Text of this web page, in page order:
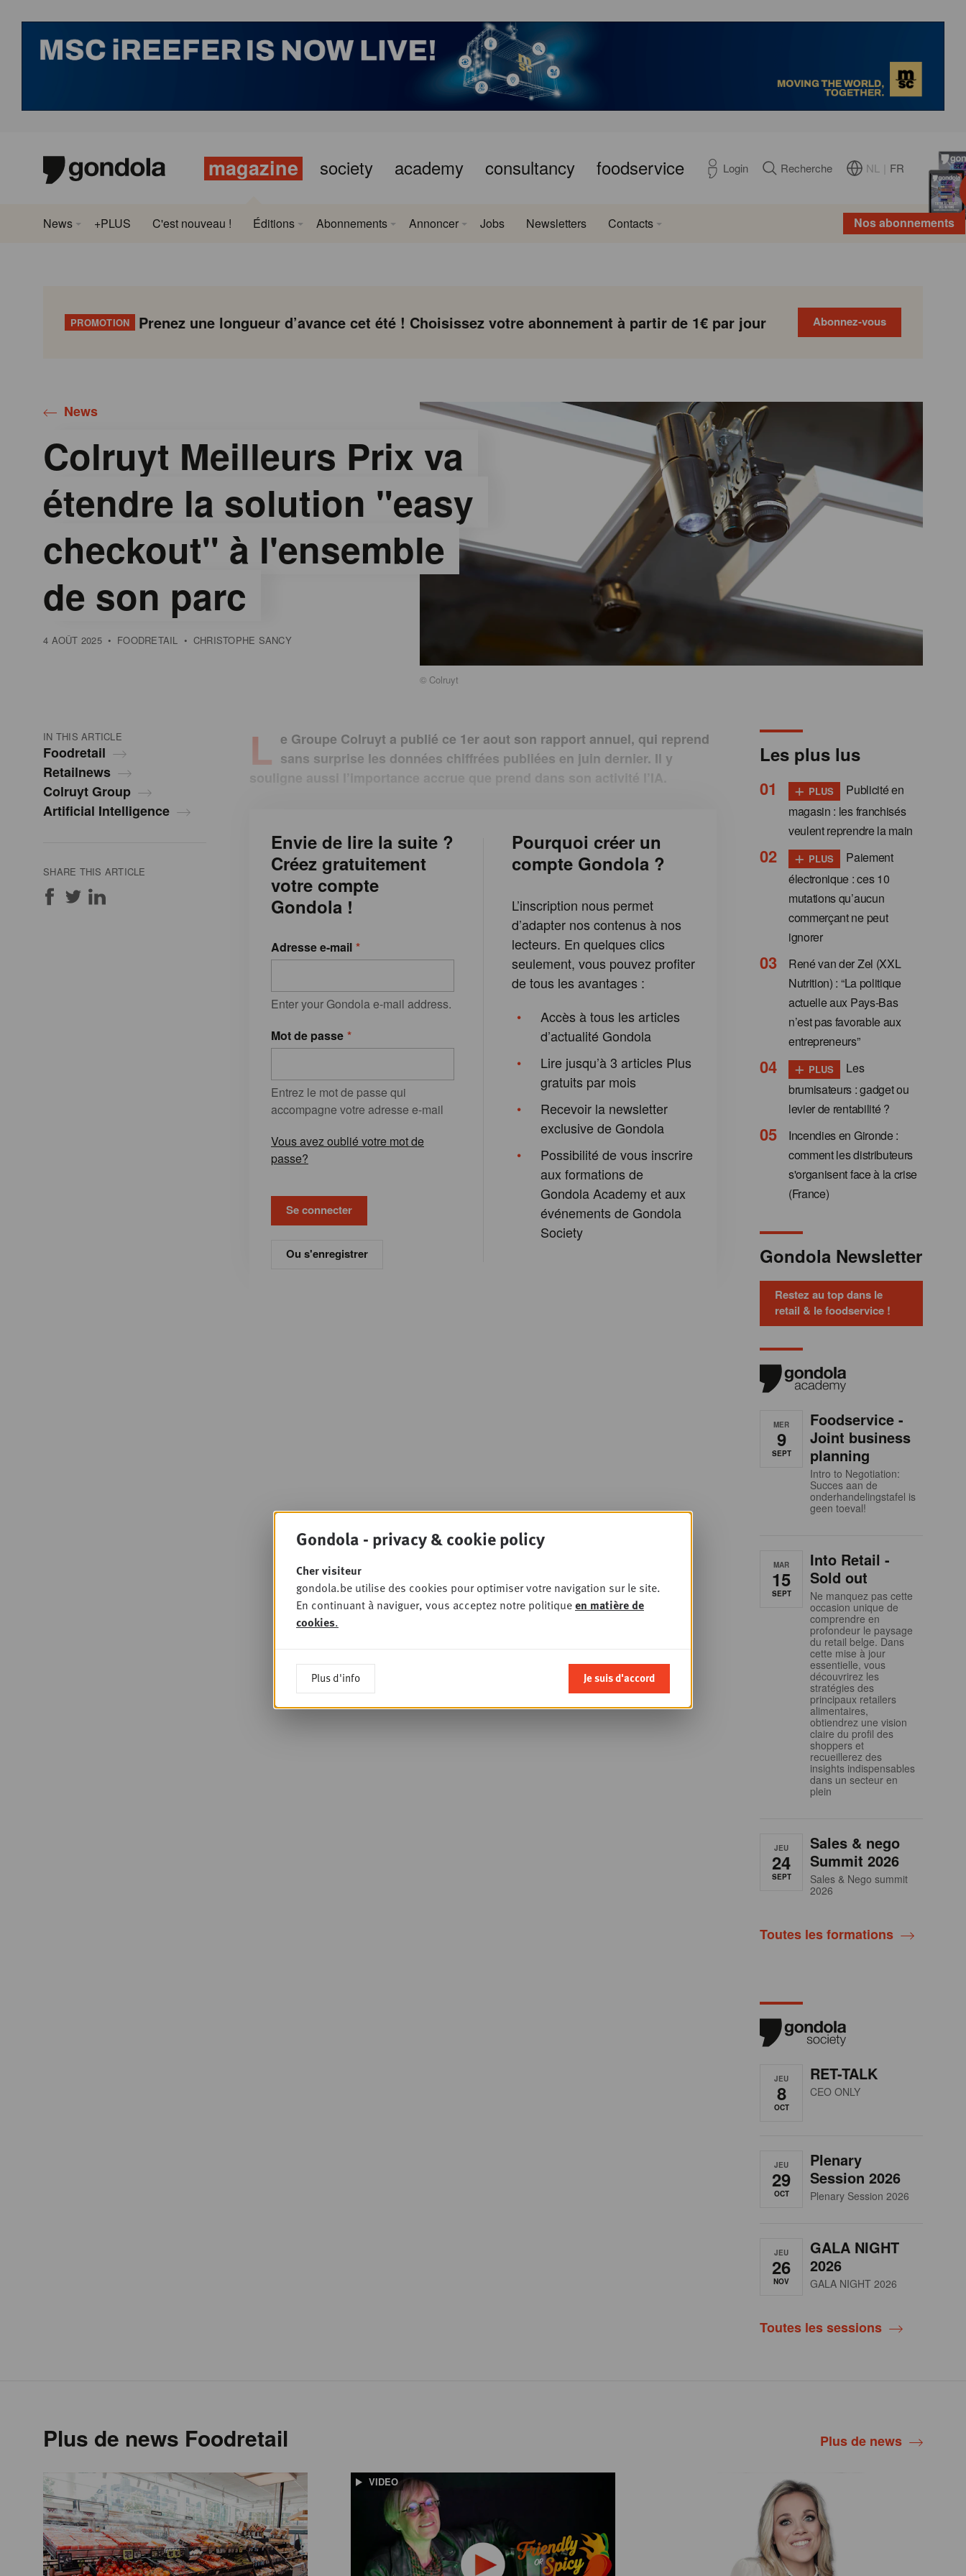
magazine society academy consultancy foodservice Login Recherche NL FR
Nos abonnements
News +PLUS C'est nouveau ! Éditions Abonnements Annoncer Jobs Newsletters Contacts
PROMOTION Prenez une longueur d’avance cet été ! Choisissez votre abonnement à partir de 1€ par jour Abonnez-vous
News
Colruyt Meilleurs Prix va
étendre la solution "easy
checkout" à l'ensemble
de son parc
4 AOÛT 2025 • FOODRETAIL • CHRISTOPHE SANCY
© Colruyt
IN THIS ARTICLE
Foodretail
Retailnews
Colruyt Group
Artificial Intelligence
SHARE THIS ARTICLE
L e Groupe Colruyt a publié ce 1er aout son rapport annuel, qui reprend
sans surprise les données chiffrées publiées en juin dernier. Il y
souligne aussi l’importance accrue que prend dans son activité l’IA.
Envie de lire la suite ?
Créez gratuitement
votre compte
Gondola !
Adresse e-mail
Enter your Gondola e-mail address.
Mot de passe
Entrez le mot de passe qui
accompagne votre adresse e-mail
Vous avez oublié votre mot de
passe?
Ou s'enregistrer
Pourquoi créer un
compte Gondola ?
L’inscription nous permet
d’adapter nos contenus à nos
lecteurs. En quelques clics
seulement, vous pouvez profiter
de tous les avantages :
Accès à tous les articles
d’actualité Gondola
Lire jusqu’à 3 articles Plus
gratuits par mois
Recevoir la newsletter
exclusive de Gondola
Possibilité de vous inscrire
aux formations de
Gondola Academy et aux
événements de Gondola
Society
Les plus lus
+ PLUS
Publicité en
magasin : les franchisés
veulent reprendre la main
+ PLUS
Paiement
électronique : ces 10
mutations qu’aucun
commerçant ne peut
ignorer
René van der Zel (XXL
Nutrition) : “La politique
actuelle aux Pays-Bas
n’est pas favorable aux
entrepreneurs”
+ PLUS
Les
brumisateurs : gadget ou
levier de rentabilité ?
Incendies en Gironde :
comment les distributeurs
s'organisent face à la crise
(France)
Gondola Newsletter
Restez au top dans le
retail & le foodservice !
MER
9
SEPT
Foodservice -
Joint business
planning
Intro to Negotiation:
Succes aan de
onderhandelingstafel is
geen toeval!
MAR
15
SEPT
Into Retail -
Sold out
Ne manquez pas cette
occasion unique de
comprendre en
profondeur le paysage
du retail belge. Dans
cette mise à jour
essentielle, vous
découvrirez les
stratégies des
principaux retailers
alimentaires,
obtiendrez une vision
claire du profil des
shoppers et
recueillerez des
insights indispensables
dans un secteur en
plein
JEU
24
SEPT
Sales & nego
Summit 2026
Sales & Nego summit
2026
Toutes les formations
JEU
8
OCT
RET-TALK
CEO ONLY
JEU
29
OCT
Plenary
Session 2026
Plenary Session 2026
JEU
26
NOV
GALA NIGHT
2026
GALA NIGHT 2026
Toutes les sessions
Plus de news Foodretail Plus de news
VIDEO
Gondola - privacy & cookie policy
Cher visiteur
gondola.be utilise des cookies pour optimiser votre navigation sur le site.
En continuant à naviguer, vous acceptez notre politiqueen matière de
cookies.
Plus d'info Je suis d'accord